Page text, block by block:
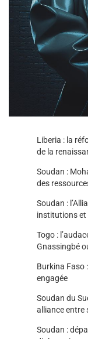
Liberia : la
de la
Soudan :
des
Soudan :
institutions et
Togo :
Gnassingbé
Burkina Faso
engagée
Soudan du
alliance entre
Soudan :